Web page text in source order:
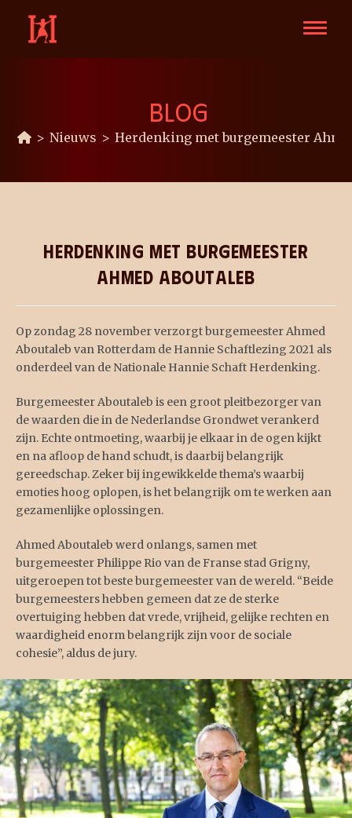
BLOG
> Nieuws > Herdenking met burgemeester
Herdenking met burgemeester
Ahmed Aboutaleb
Op zondag 28 november verzorgt burgemeester Ahmed
Aboutaleb van Rotterdam de Hannie Schaftlezing 2021 als
onderdeel van de Nationale Hannie Schaft Herdenking.
Burgemeester Aboutaleb is een groot pleitbezorger van
de waarden die in de Nederlandse Grondwet verankerd
zijn. Echte ontmoeting, waarbij je elkaar in de ogen kijkt
en na afloop de hand schudt, is daarbij belangrijk
gereedschap. Zeker bij ingewikkelde thema’s waarbij
emoties hoog oplopen, is het belangrijk om te werken aan
gezamenlijke oplossingen.
Ahmed Aboutaleb werd onlangs, samen met
burgemeester Philippe Rio van de Franse stad Grigny,
uitgeroepen tot beste burgemeester van de wereld. “Beide
burgemeesters hebben gemeen dat ze de sterke
overtuiging hebben dat vrede, vrijheid, gelijke rechten en
waardigheid enorm belangrijk zijn voor de sociale
cohesie”, aldus de jury.